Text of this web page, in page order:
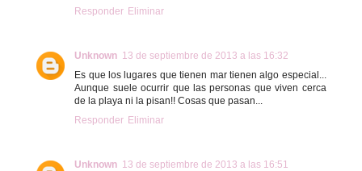
Responder Eliminar
Unknown 13 de septiembre de 2013 a las 16:32
Es que los lugares que tienen mar tienen algo especial...
Aunque suele ocurrir que las personas que viven cerca
de la playa ni la pisan!! Cosas que pasan...
Responder Eliminar
Unknown 13 de septiembre de 2013 a las 16:51